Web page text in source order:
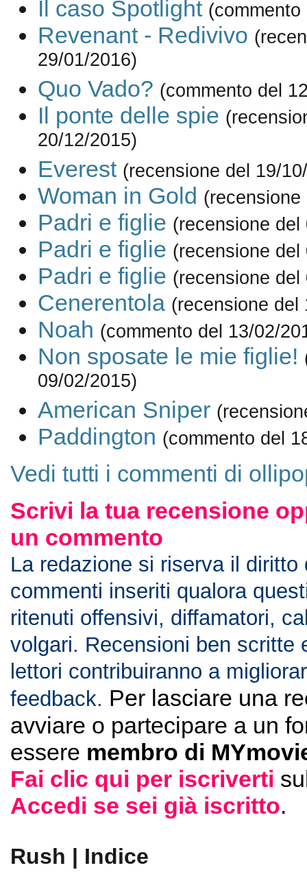
Il caso Spotlight
Revenant - Redivivo
29/01/2016)
Quo Vado? (commento del
Il ponte delle spie
20/12/2015)
Everest (recensione del 19/
Woman in Gold
Padri e figlie (recensione del
Padri e figlie (recensione del
Padri e figlie (recensione del
Cenerentola (recensione del
Noah (commento del 13/02/
Non sposate le mie figlie!
09/02/2015)
American Sniper
Paddington (commento del
Vedi tutti i commenti di
Scrivi la tua recensione
un commento
La redazione si riserva il diritto
commenti inseriti qualora
ritenuti offensivi, diffamatori,
volgari. Recensioni ben scritte
lettori contribuiranno a
feedback. Per lasciare una
avviare o partecipare a un
essere membro di
Fai clic qui per iscriverti
Accedi se sei già iscritto.
Rush | Indice